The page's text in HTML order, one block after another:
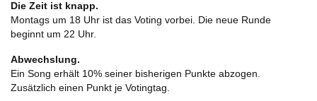
Die Zeit ist knapp.
Montags um 18 Uhr ist das Voting vorbei. Die neue Runde
beginnt um 22 Uhr.
Abwechslung.
Ein Song erhält 10% seiner bisherigen Punkte abzogen.
Zusätzlich einen Punkt je Votingtag.